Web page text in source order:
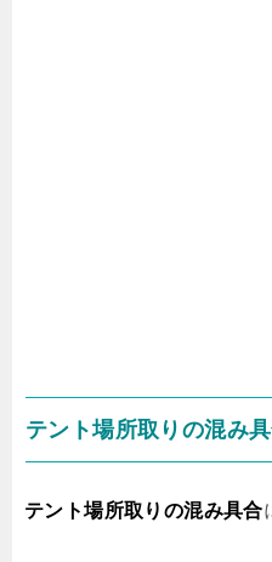
テント場所取りの混み
テント場所取りの混み具合